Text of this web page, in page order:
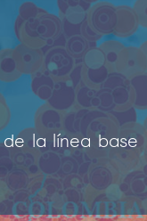
la línea base